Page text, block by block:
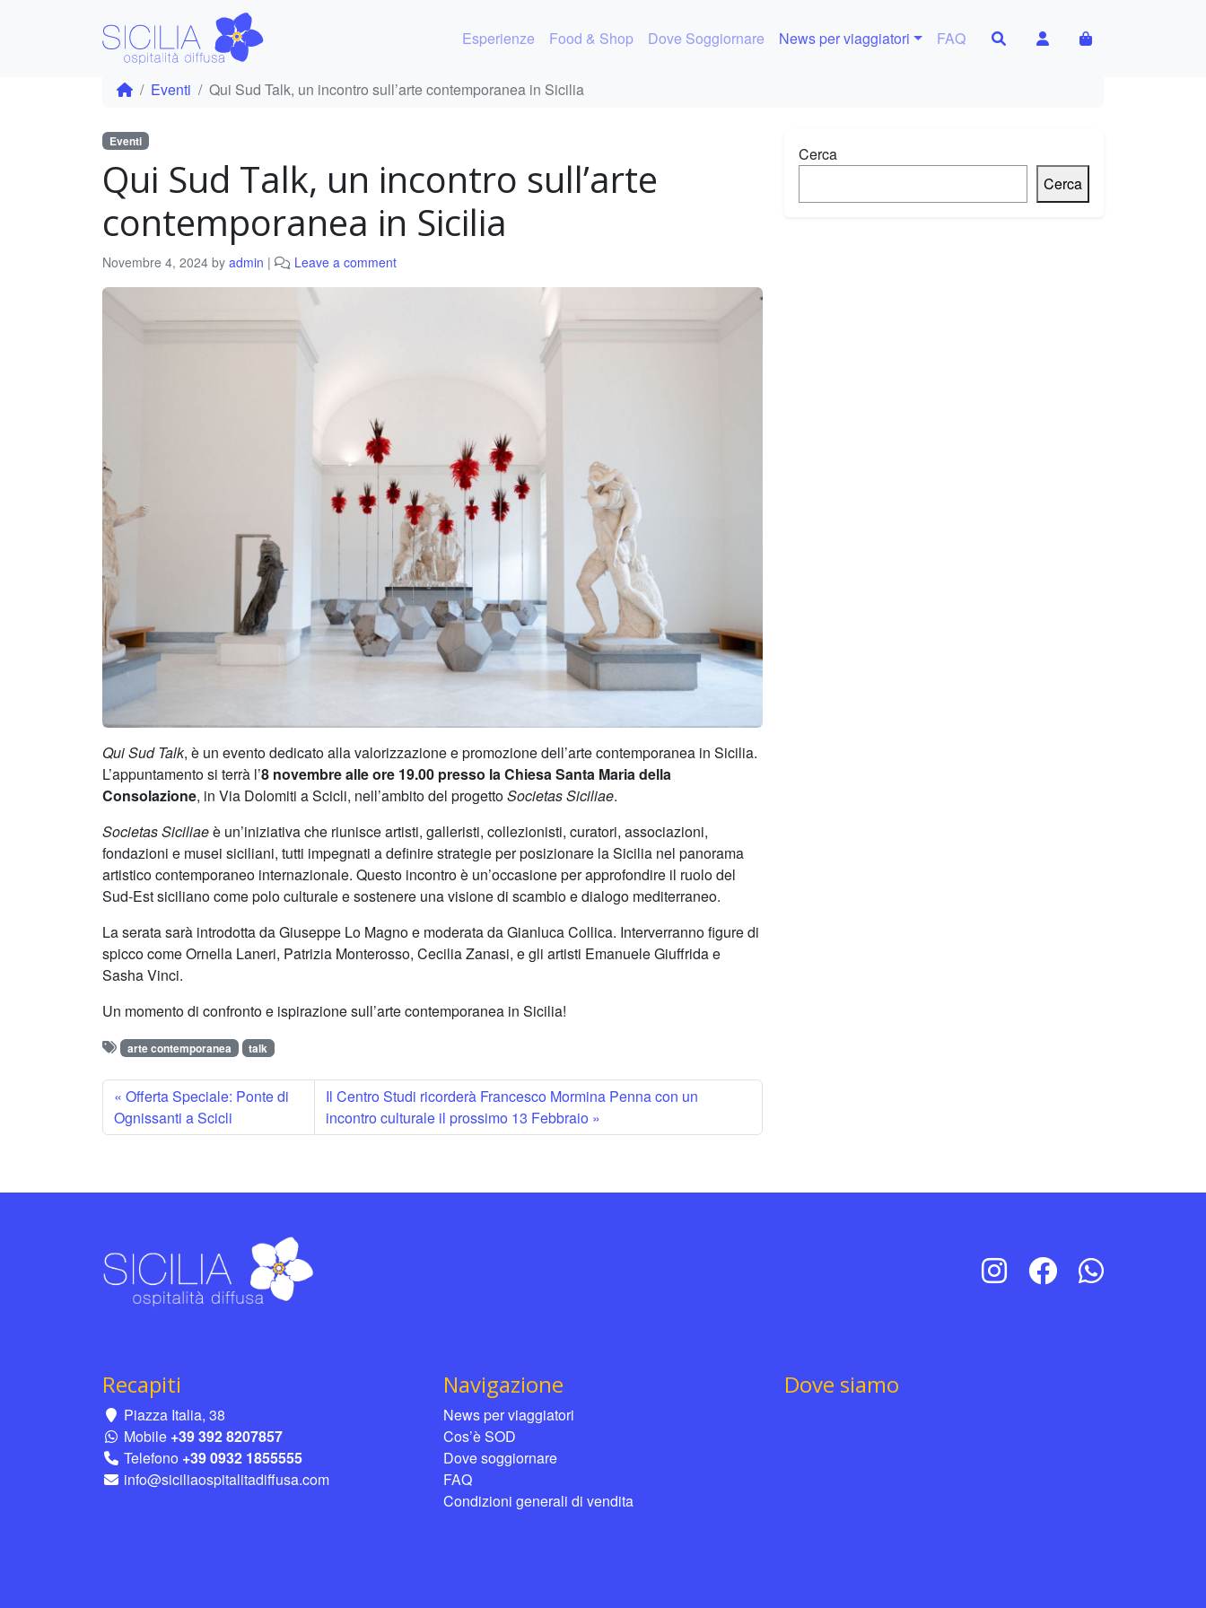
Esperienze Food & Shop Dove Soggiornare News per viaggiatori FAQ SearchAccountCart
Eventi Qui Sud Talk, un incontro sull’arte contemporanea in Sicilia
Eventi
Qui Sud Talk, un incontro sull’arte
contemporanea in Sicilia
Novembre 4, 2024 by admin | Leave a comment
Qui Sud Talk, è un evento dedicato alla valorizzazione e promozione dell’arte contemporanea in Sicilia.
L’appuntamento si terrà l’8 novembre alle ore 19.00 presso la Chiesa Santa Maria della
Consolazione, in Via Dolomiti a Scicli, nell’ambito del progettoSocietas Siciliae.
Societas Siciliaeè un’iniziativa che riunisce artisti, galleristi, collezionisti, curatori, associazioni,
fondazioni e musei siciliani, tutti impegnati a definire strategie per posizionare la Sicilia nel panorama
artistico contemporaneo internazionale. Questo incontro è un’occasione per approfondire il ruolo del
Sud-Est siciliano come polo culturale e sostenere una visione di scambio e dialogo mediterraneo.
La serata sarà introdotta da Giuseppe Lo Magno e moderata da Gianluca Collica. Interverranno figure di
spicco come Ornella Laneri, Patrizia Monterosso, Cecilia Zanasi, e gli artisti Emanuele Giuffrida e
Sasha Vinci.
Un momento di confronto e ispirazione sull’arte contemporanea in Sicilia!
arte contemporanea talk
Offerta Speciale: Ponte di
Ognissanti a Scicli
Il Centro Studi ricorderà Francesco Mormina Penna con un
incontro culturale il prossimo 13 Febbraio
Cerca
Cerca
Recapiti
Piazza Italia, 38
Mobile +39 392 8207857
Telefono +39 0932 1855555
info@siciliaospitalitadiffusa.com
Navigazione
News per viaggiatori
Cos’è SOD
Dove soggiornare
FAQ
Condizioni generali di vendita
Dove siamo